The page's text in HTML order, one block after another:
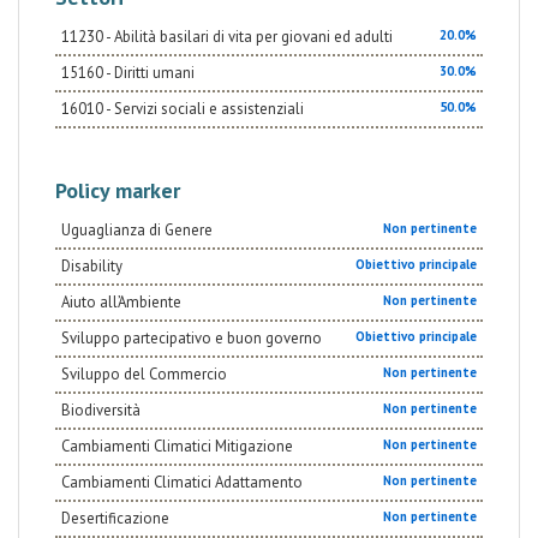
11230 - Abilità basilari di vita per giovani ed adulti 20.0%
15160 - Diritti umani 30.0%
16010 - Servizi sociali e assistenziali 50.0%
Policy marker
Uguaglianza di Genere Non pertinente
Disability Obiettivo principale
Aiuto all’Ambiente Non pertinente
Sviluppo partecipativo e buon governo Obiettivo principale
Sviluppo del Commercio Non pertinente
Biodiversità Non pertinente
Cambiamenti Climatici Mitigazione Non pertinente
Cambiamenti Climatici Adattamento Non pertinente
Desertificazione Non pertinente